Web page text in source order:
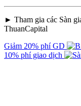
► Tham gia các Sàn
ThuanCapital
Giảm 20% phí GD
10% phí giao dịch